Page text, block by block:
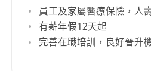
員工及家屬醫療保險，人
有薪年假12天起
完善在職培訓，良好晉升